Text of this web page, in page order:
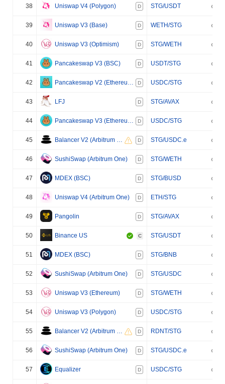
38 Uniswap V4 (Polygon) D STG/USDT
39 Uniswap V3 (Base) D WETH/STG
40 Uniswap V3 (Optimism) D STG/WETH
41 Pancakeswap V3 (BSC) D USDT/STG
42 Pancakeswap V2 (Ethereum) D USDC/STG
43 LFJ D STG/AVAX
44 Pancakeswap V3 (Ethereum) D USDC/STG
45 Balancer V2 (Arbitrum One) D STG/USDC.e
46 SushiSwap (Arbitrum One) D STG/WETH
47 MDEX (BSC) D STG/BUSD
48 Uniswap V4 (Arbitrum One) D ETH/STG
49 Pangolin D STG/AVAX
50 Binance US C STG/USDT
51 MDEX (BSC) D STG/BNB
52 SushiSwap (Arbitrum One) D STG/USDC
53 Uniswap V3 (Ethereum) D STG/WETH
54 Uniswap V3 (Polygon) D USDC/STG
55 Balancer V2 (Arbitrum One) D RDNT/STG
56 SushiSwap (Arbitrum One) D STG/USDC.e
57 Equalizer D USDC/STG